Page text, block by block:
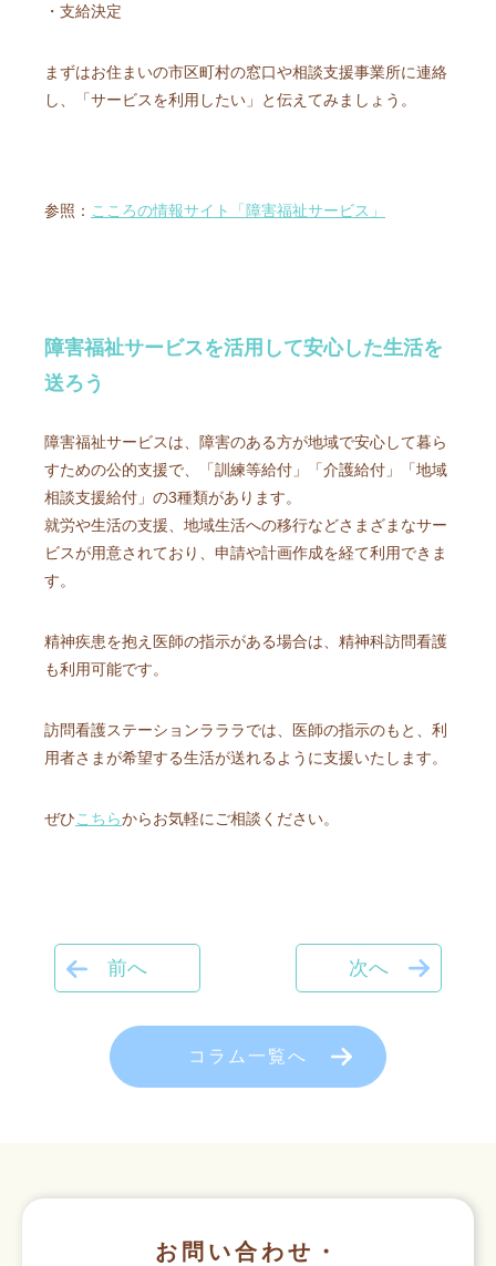
・支給決定
まずはお住まいの市区町村の窓口や相談支援事業所に連絡
し、「サービスを利用したい」と伝えてみましょう。
参照： こころの情報サイト「障害福祉サービス」
障害福祉サービスを活用して安心した生活を
送ろう
障害福祉サービスは、障害のある方が地域で安心して暮ら
すための公的支援で、「訓練等給付」「介護給付」「地域
相談支援給付」の3種類があります。
就労や生活の支援、地域生活への移行などさまざまなサー
ビスが用意されており、申請や計画作成を経て利用できま
す。
精神疾患を抱え医師の指示がある場合は、精神科訪問看護
も利用可能です。
訪問看護ステーションラララでは、医師の指示のもと、利
用者さまが希望する生活が送れるように支援いたします。
ぜひこちらからお気軽にご相談ください。
前へ 次へ
コラム一覧へ
お問い合わせ・